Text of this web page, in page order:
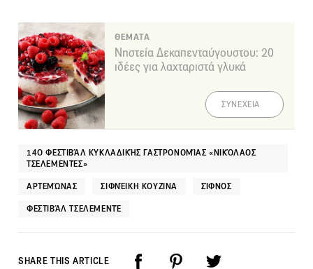
ΘΕΜΑΤΑ
Νηστεία Δεκαπενταύγουστου: 20
ιδέες για λαχταριστά γλυκά
ΣΥΝΕΧΕΙΑ
14Ο ΦΕΣΤΙΒΆΛ ΚΥΚΛΑΔΙΚΉΣ ΓΑΣΤΡΟΝΟΜΊΑΣ «ΝΙΚΌΛΑΟΣ
ΤΣΕΛΕΜΕΝΤΈΣ»
ΑΡΤΕΜΏΝΑΣ ΣΙΦΝΈΙΚΗ ΚΟΥΖΊΝΑ ΣΊΦΝΟΣ
ΦΕΣΤΙΒΆΛ ΤΣΕΛΕΜΕΝΤΈ
SHARE THIS ARTICLE